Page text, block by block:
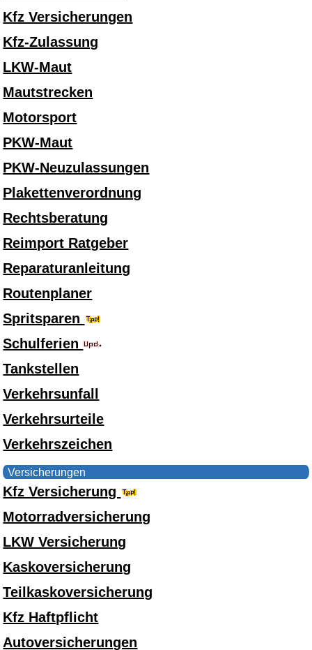
Kfz Versicherungen
Kfz-Zulassung
LKW-Maut
Mautstrecken
Motorsport
PKW-Maut
PKW-Neuzulassungen
Plakettenverordnung
Rechtsberatung
Reimport Ratgeber
Reparaturanleitung
Routenplaner
Spritsparen
Schulferien
Tankstellen
Verkehrsunfall
Verkehrsurteile
Verkehrszeichen
Versicherungen
Kfz Versicherung
Motorradversicherung
LKW Versicherung
Kaskoversicherung
Teilkaskoversicherung
Kfz Haftpflicht
Autoversicherungen